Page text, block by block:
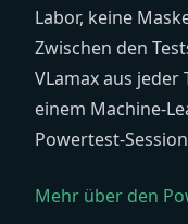
Labor, keine
Zwischen den
VLamax aus
einem Machine-
Powertest-
Mehr über den